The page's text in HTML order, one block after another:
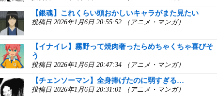
【銀魂】これくらい頭おかしいキャラがまた見たい
投稿日 2026年1月6日 20:55:52 （アニメ・マンガ）
【イナイレ】霧野って焼肉奢ったらめちゃくちゃ喜びそ
う
投稿日 2026年1月6日 20:47:34 （アニメ・マンガ）
【チェンソーマン】全身捧げたのに弱すぎる…
投稿日 2026年1月6日 20:31:01 （アニメ・マンガ）